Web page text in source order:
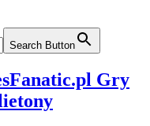
Search Button
Gry